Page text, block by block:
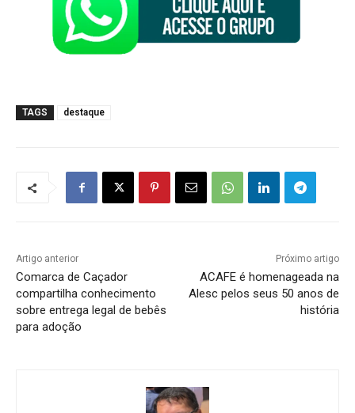
TAGS destaque
Artigo anterior
Comarca de Caçador
compartilha conhecimento
sobre entrega legal de bebês
para adoção
Próximo artigo
ACAFE é homenageada na
Alesc pelos seus 50 anos de
história